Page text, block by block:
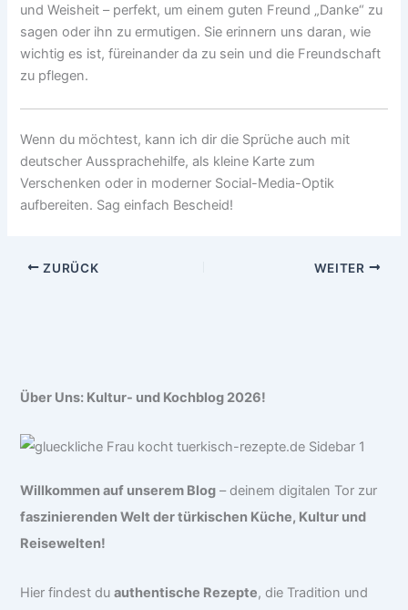
und Weisheit – perfekt, um einem guten Freund „Danke“ zu
sagen oder ihn zu ermutigen. Sie erinnern uns daran, wie
wichtig es ist, füreinander da zu sein und die Freundschaft
zu pflegen.
Wenn du möchtest, kann ich dir die Sprüche auch mit
deutscher Aussprachehilfe, als kleine Karte zum
Verschenken oder in moderner Social-Media-Optik
aufbereiten. Sag einfach Bescheid!
ZURÜCK WEITER
Über Uns: Kultur- und Kochblog 2026!
Willkommen auf unserem Blog – deinem digitalen Tor zur
faszinierenden Welt der türkischen Küche, Kultur und
Reisewelten!
Hier findest duauthentische Rezepte, die Tradition und